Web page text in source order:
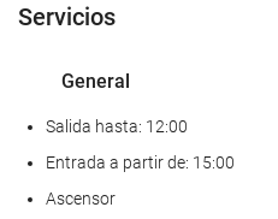
Servicios
General
Salida hasta: 12:00
Entrada a partir de: 15:00
Ascensor